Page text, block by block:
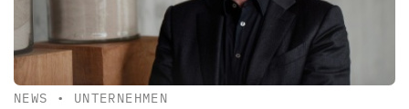
NEWS • UNTERNEHMEN